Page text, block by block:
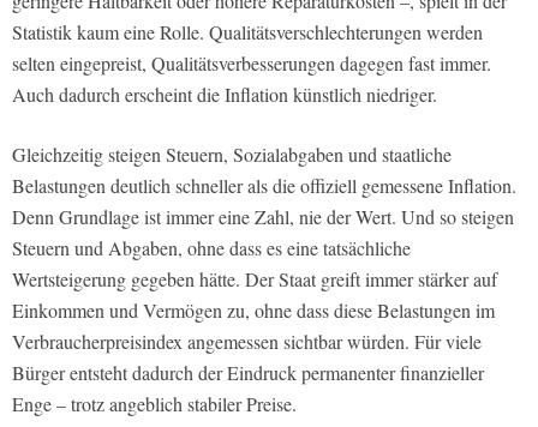
Statistik kaum eine Rolle. Qualitätsverschlechterungen werden
selten eingepreist, Qualitätsverbesserungen dagegen fast immer.
Auch dadurch erscheint die Inflation künstlich niedriger.
Gleichzeitig steigen Steuern, Sozialabgaben und staatliche
Belastungen deutlich schneller als die offiziell gemessene Inflation.
Denn Grundlage ist immer eine Zahl, nie der Wert. Und so steigen
Steuern und Abgaben, ohne dass es eine tatsächliche
Wertsteigerung gegeben hätte. Der Staat greift immer stärker auf
Einkommen und Vermögen zu, ohne dass diese Belastungen im
Verbraucherpreisindex angemessen sichtbar würden. Für viele
Bürger entsteht dadurch der Eindruck permanenter finanzieller
Enge – trotz angeblich stabiler Preise.